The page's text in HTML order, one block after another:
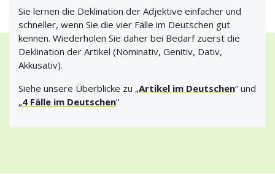
Sie lernen die Deklination der Adjektive einfacher und
schneller, wenn Sie die vier Fälle im Deutschen gut
kennen. Wiederholen Sie daher bei Bedarf zuerst die
Deklination der Artikel (Nominativ, Genitiv, Dativ,
Akkusativ).
Siehe unsere Überblicke zu „Artikel im Deutschen“ und
„4 Fälle im Deutschen“